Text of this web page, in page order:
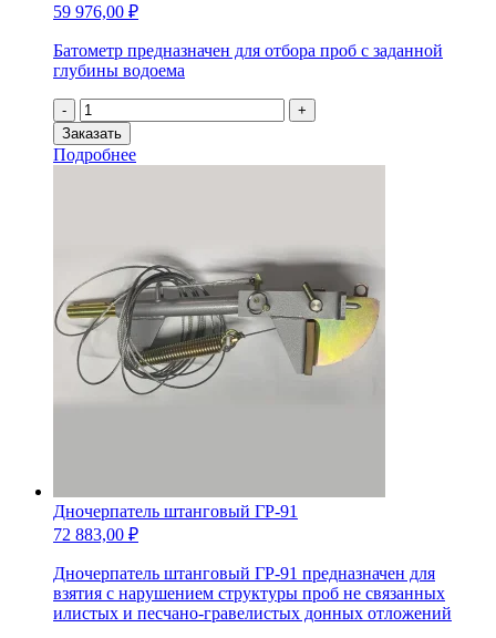
59 976,00 ₽
Батометр предназначен для отбора проб с заданной
глубины водоема
-
Количество
товара
Батометр
Руттнера
+
Заказать
Подробнее
Дночерпатель штанговый ГР-91
72 883,00 ₽
Дночерпатель штанговый ГР-91 предназначен для
взятия с нарушением структуры проб не связанных
илистых и песчано-гравелистых донных отложений